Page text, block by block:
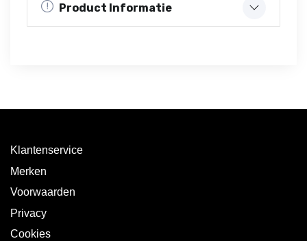
Product Informatie
Klantenservice
Merken
Voorwaarden
Privacy
Cookies